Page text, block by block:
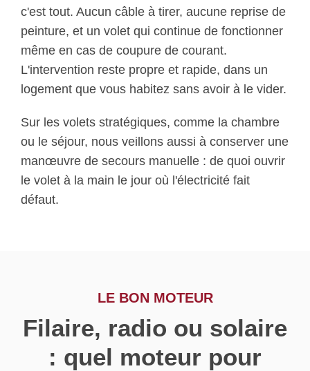
c'est tout. Aucun câble à tirer, aucune reprise de
peinture, et un volet qui continue de fonctionner
même en cas de coupure de courant.
L'intervention reste propre et rapide, dans un
logement que vous habitez sans avoir à le vider.
Sur les volets stratégiques, comme la chambre
ou le séjour, nous veillons aussi à conserver une
manœuvre de secours manuelle : de quoi ouvrir
le volet à la main le jour où l'électricité fait
défaut.
LE BON MOTEUR
Filaire, radio ou solaire
: quel moteur pour